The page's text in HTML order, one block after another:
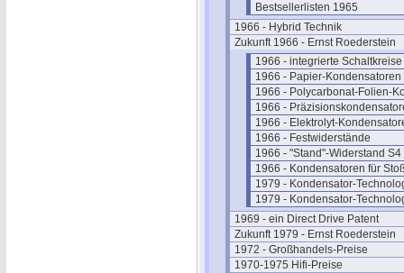
Bestsellerlisten 1965
1966 - Hybrid Technik
Zukunft 1966 - Ernst Roederstein
1966 - integrierte Schaltkreise
1966 - Papier-Kondensatoren
1966 - Polycarbonat-Folien-
1966 -
1966 - Elektrolyt-
1966 - Festwiderstände
1966 - "Stand"-Widerstand S4
1966 - Kondensatoren für
1979 - Kondensator-
1979 - Kondensator-
1969 - ein Direct Drive Patent
Zukunft 1979 - Ernst Roederstein
1972 - Großhandels-Preise
1970-1975 Hifi-Preise